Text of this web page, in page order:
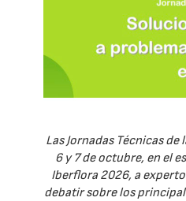
Las Jornadas Técnicas de
6 y 7 de octubre, en el
Iberflora 2026, a
debatir sobre los